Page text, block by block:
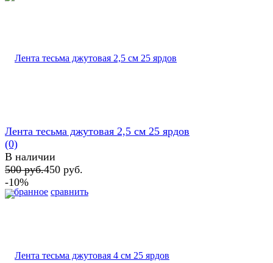
избранное сравнить
Лента тесьма джутовая 2,5 см 25 ярдов
(0)
В наличии
500 руб.450 руб.
-10%